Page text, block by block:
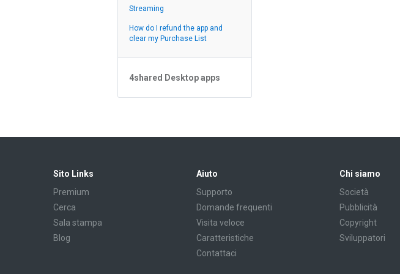
Streaming
How do I refund the app and
clear my Purchase List
4shared Desktop apps
4shared Desktop app for
Sito Links
Premium
Cerca
Sala stampa
Blog
Aiuto
Supporto
Domande frequenti
Visita veloce
Caratteristiche
Contattaci
Chi siamo
Società
Pubblicità
Copyright
Sviluppatori